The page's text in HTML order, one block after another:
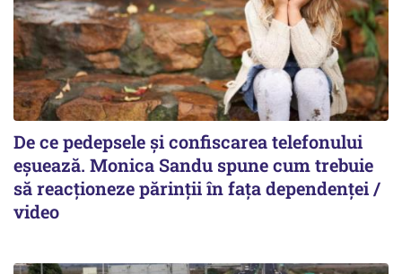
De ce pedepsele și confiscarea telefonului
eșuează. Monica Sandu spune cum trebuie
să reacționeze părinții în fața dependenței /
video